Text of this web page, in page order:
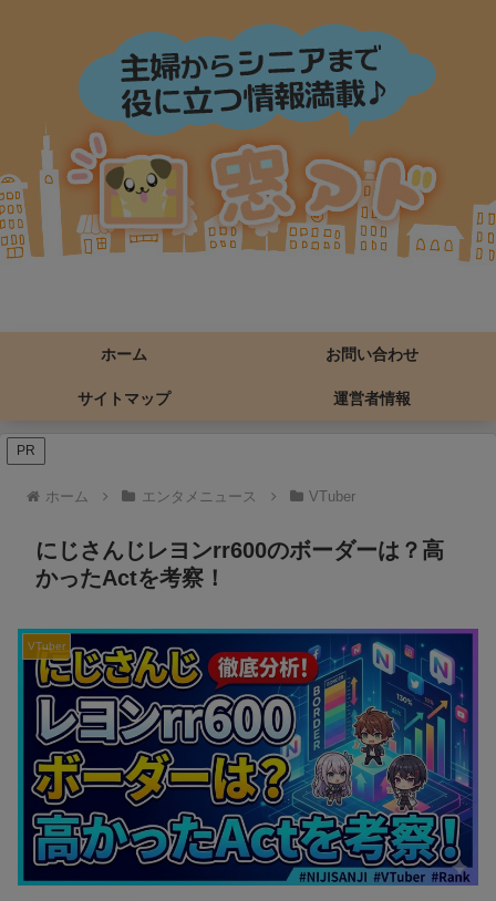
ホーム お問い合わせ
サイトマップ 運営者情報
PR
ホーム エンタメニュース VTuber
にじさんじレヨンrr600のボーダーは？高
かったActを考察！
VTuber